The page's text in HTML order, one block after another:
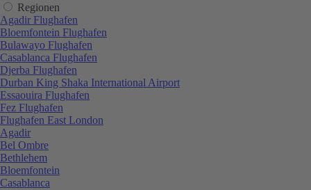
Regionen
Agadir Flughafen
Bloemfontein Flughafen
Bulawayo Flughafen
Casablanca Flughafen
Djerba Flughafen
Durban King Shaka International Airport
Essaouira Flughafen
Fez Flughafen
Flughafen East London
Agadir
Bel Ombre
Bethlehem
Bloemfontein
Casablanca